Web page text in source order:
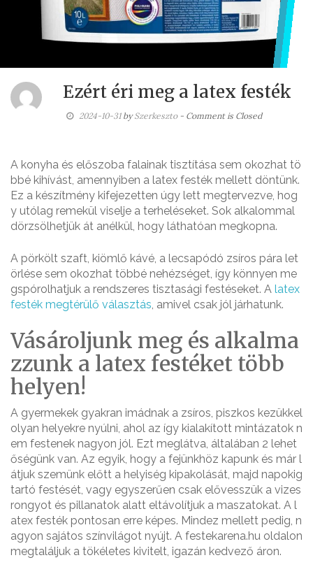
Ezért éri meg a latex festék
2024-10-31bySzerkeszto - Comment is Closed
A konyha és előszoba falainak tisztítása sem okozhat tö
bbé kihívást, amennyiben a latex festék mellett döntünk.
Ez a készítmény kifejezetten úgy lett megtervezve, hog
y utólag remekül viselje a terheléseket. Sok alkalommal
dörzsölhetjük át anélkül, hogy láthatóan megkopna.
A pörkölt szaft, kiömlő kávé, a lecsapódó zsíros pára let
örlése sem okozhat többé nehézséget, így könnyen me
gspórolhatjuk a rendszeres tisztasági festéseket. A latex
festék megtérülő választás , amivel csak jól járhatunk.
Vásároljunk meg és alkalma
zzunk a latex festéket több
helyen!
A gyermekek gyakran imádnak a zsíros, piszkos kezükkel
olyan helyekre nyúlni, ahol az így kialakított mintázatok n
em festenek nagyon jól. Ezt meglátva, általában 2 lehet
őségünk van. Az egyik, hogy a fejünkhöz kapunk és már l
átjuk szemünk előtt a helyiség kipakolását, majd napokig
tartó festését, vagy egyszerűen csak elővesszük a vizes
rongyot és pillanatok alatt eltávolítjuk a maszatokat. A l
atex festék pontosan erre képes. Mindez mellett pedig, n
agyon sajátos színvilágot nyújt. A festekarena.hu oldalon
megtaláljuk a tökéletes kivitelt, igazán kedvező áron.